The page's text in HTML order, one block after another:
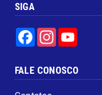
SIGA
FacebookInstagram
FALE CONOSCO